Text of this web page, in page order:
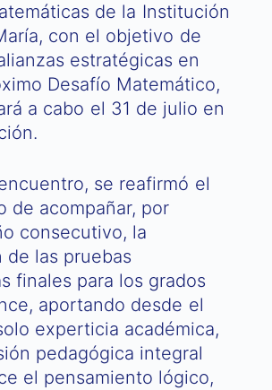
de la Institución
con el objetivo de
estratégicas en
Desafío Matemático,
a cabo el 31 de julio en
se reafirmó el
de acompañar, por
consecutivo, la
de las pruebas
finales para los grados
aportando desde el
experticia académica,
pedagógica integral
el pensamiento lógico,